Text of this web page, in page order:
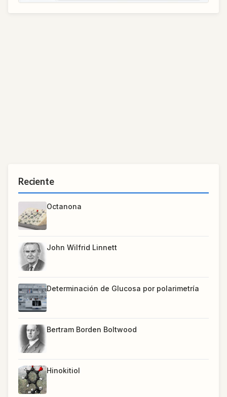
Reciente
Octanona
John Wilfrid Linnett
Determinación de Glucosa por polarimetría
Bertram Borden Boltwood
Hinokitiol